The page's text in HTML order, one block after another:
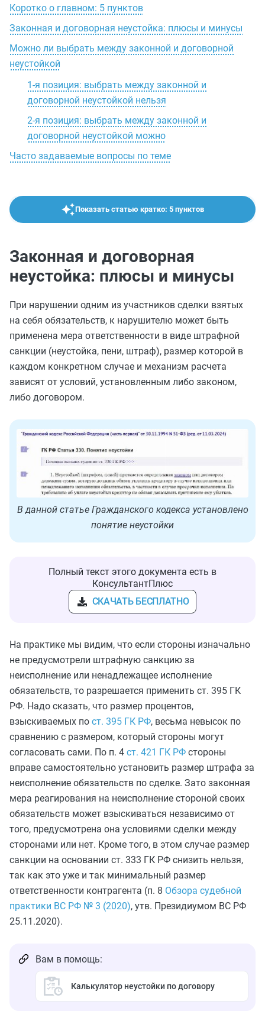
Коротко о главном: 5 пунктов
Законная и договорная неустойка: плюсы и минусы
Можно ли выбрать между законной и договорной
неустойкой
1-я позиция: выбрать между законной и
договорной неустойкой нельзя
2-я позиция: выбрать между законной и
договорной неустойкой можно
Часто задаваемые вопросы по теме
Показать статью кратко: 5 пунктов
Законная и договорная
неустойка: плюсы и минусы
При нарушении одним из участников сделки взятых
на себя обязательств, к нарушителю может быть
применена мера ответственности в виде штрафной
санкции (неустойка, пени, штраф), размер которой в
каждом конкретном случае и механизм расчета
зависят от условий, установленным либо законом,
либо договором.
В данной статье Гражданского кодекса установлено
понятие неустойки
Полный текст этого документа есть в
КонсультантПлюс
СКАЧАТЬ БЕСПЛАТНО
На практике мы видим, что если стороны изначально
не предусмотрели штрафную санкцию за
неисполнение или ненадлежащее исполнение
обязательств, то разрешается применить ст. 395 ГК
РФ. Надо сказать, что размер процентов,
взыскиваемых по ст. 395 ГК РФ, весьма невысок по
сравнению с размером, который стороны могут
согласовать сами. По п. 4 ст. 421 ГК РФ стороны
вправе самостоятельно установить размер штрафа за
неисполнение обязательств по сделке. Зато законная
мера реагирования на неисполнение стороной своих
обязательств может взыскиваться независимо от
того, предусмотрена она условиями сделки между
сторонами или нет. Кроме того, в этом случае размер
санкции на основании ст. 333 ГК РФ снизить нельзя,
так как это уже и так минимальный размер
ответственности контрагента (п. 8 Обзора судебной
практики ВС РФ № 3 (2020), утв. Президиумом ВС РФ
25.11.2020).
Вам в помощь:
Калькулятор неустойки по договору